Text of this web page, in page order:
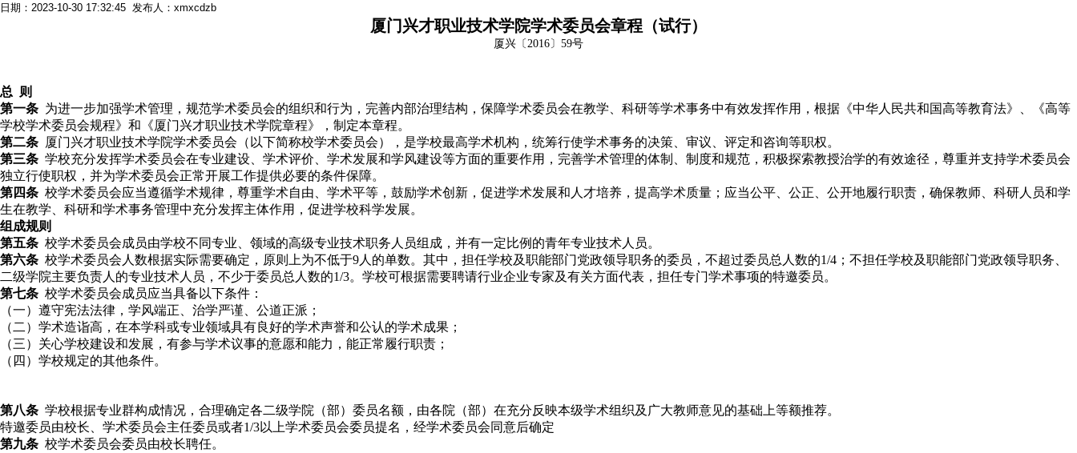
日期：2023-10-30 17:32:45 发布人：xmxcdzb
厦门兴才职业技术学院学术委员会章程（试行）
厦兴〔2016〕59号
总 则
第一条 为进一步加强学术管理，规范学术委员会的组织和行为，完善内部治理结构，保障学术委员会在教学、科研等学术事务中有效发挥作用，根据《中华人民共和国高等教育法》、《高等
学校学术委员会规程》和《厦门兴才职业技术学院章程》，制定本章程。
第二条 厦门兴才职业技术学院学术委员会（以下简称校学术委员会），是学校最高学术机构，统筹行使学术事务的决策、审议、评定和咨询等职权。
第三条 学校充分发挥学术委员会在专业建设、学术评价、学术发展和学风建设等方面的重要作用，完善学术管理的体制、制度和规范，积极探索教授治学的有效途径，尊重并支持学术委员会
独立行使职权，并为学术委员会正常开展工作提供必要的条件保障。
第四条 校学术委员会应当遵循学术规律，尊重学术自由、学术平等，鼓励学术创新，促进学术发展和人才培养，提高学术质量；应当公平、公正、公开地履行职责，确保教师、科研人员和学
生在教学、科研和学术事务管理中充分发挥主体作用，促进学校科学发展。
组成规则
第五条 校学术委员会成员由学校不同专业、领域的高级专业技术职务人员组成，并有一定比例的青年专业技术人员。
第六条 校学术委员会人数根据实际需要确定，原则上为不低于9人的单数。 其中，担任学校及职能部门党政领导职务的委员，不超过委员总人数的1/4；不担任学校及职能部门党政领导职务、
二级学院主要负责人的专业技术人员，不少于委员总人数的1/3。学校可根据需要聘请行业企业专家及有关方面代表，担任专门学术事项的特邀委员。
第七条 校学术委员会成员应当具备以下条件：
（一）遵守宪法法律，学风端正、治学严谨、公道正派；
（二）学术造诣高，在本学科或专业领域具有良好的学术声誉和公认的学术成果；
（三）关心学校建设和发展，有参与学术议事的意愿和能力，能正常履行职责；
（四）学校规定的其他条件。
第八条 学校根据专业群构成情况，合理确定各二级学院（部）委员名额，由各院（部）在充分反映本级学术组织及广大教师意见的基础上等额推荐。
特邀委员由校长、学术委员会主任委员或者1/3以上学术委员会委员提名，经学术委员会同意后确定
第九条 校学术委员会委员由校长聘任。